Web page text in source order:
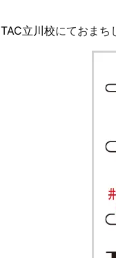
TAC立川校にておまち